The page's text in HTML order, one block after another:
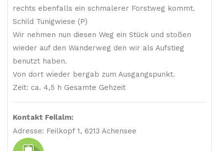
rechts ebenfalls ein schmalerer Forstweg kommt.
Schild Tunigwiese (P)
Wir nehmen nun diesen Weg ein Stück und stoßen
wieder auf den Wanderweg den wir als Aufstieg
benutzt haben.
Von dort wieder bergab zum Ausgangspunkt.
Zeit: ca. 4,5 h Gesamte Gehzeit
Kontakt Feilalm:
Adresse: Feilkopf 1, 6213 Achensee